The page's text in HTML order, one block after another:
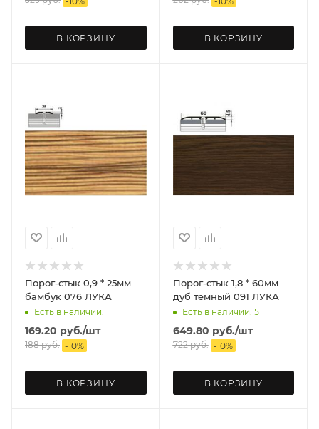
В КОРЗИНУ В КОРЗИНУ
Порог-стык 0,9 * 25мм
бамбук 076 ЛУКА
Есть в наличии: 1
169.20 руб./шт
188руб. -10%
В КОРЗИНУ
Порог-стык 1,8 * 60мм
дуб темный 091 ЛУКА
Есть в наличии: 5
649.80 руб./шт
722руб. -10%
В КОРЗИНУ